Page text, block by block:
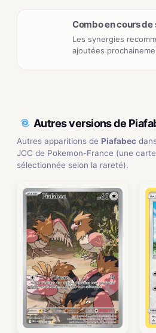
Combo en cours de
Les synergies
ajoutées
Autres versions de
Autres apparitions de Piafabec
JCC de Pokemon-France (une
sélectionnée selon la rareté).